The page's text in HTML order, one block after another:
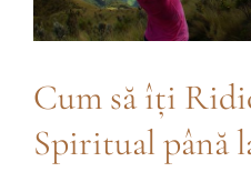
Cum să îți
Spiritual până